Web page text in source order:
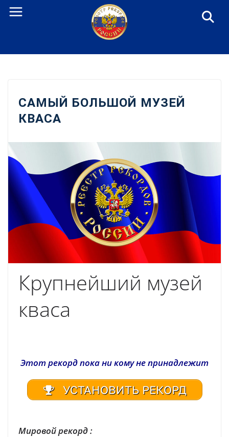
Перейти
САМЫЙ БОЛЬШОЙ МУЗЕЙ
КВАСА
Крупнейший музей
кваса
Этот рекорд пока ни кому не принадлежит
УСТАНОВИТЬ РЕКОРД
Мировой рекорд :